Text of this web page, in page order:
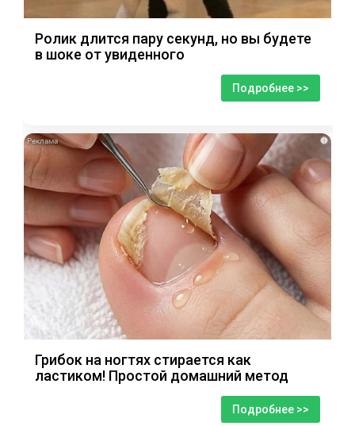
Ролик длится пару секунд, но вы будете
в шоке от увиденного
Подробнее >>
i
Грибок на ногтях стирается как
ластиком! Простой домашний метод
Подробнее >>